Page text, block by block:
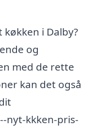
i Dalby?
og
med de rette
kan det også
nyt-kkken-pris-